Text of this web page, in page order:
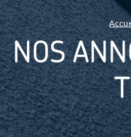
FIL D'ARIANE
NOS